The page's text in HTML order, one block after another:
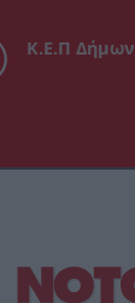
Κ.Ε.Π Δήμων